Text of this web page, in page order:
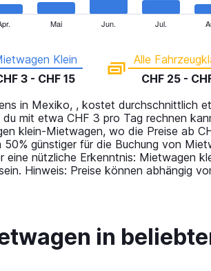
Mai Jun. Jul.
Klein
3 - CHF 15
Alle
CHF 25 -
in Mexiko, , kostet durchschnittlich
mit etwa CHF 3 pro Tag rechnen
klein-Mietwagen, wo die Preise ab
günstiger für die Buchung von
eine nützliche Erkenntnis: Mietwagen
Hinweis: Preise können abhängig
in